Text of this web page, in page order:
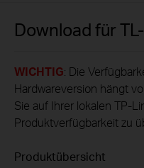
navigation
Download für
WICHTIG: Die
Hardwareversion hängt
Sie auf Ihrer lokalen TP-
Produktverfügbarkeit zu
Produktübersicht